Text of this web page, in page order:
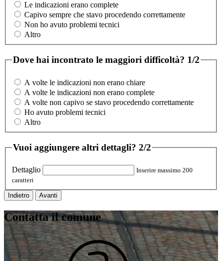
Le indicazioni erano complete
Capivo sempre che stavo procedendo correttamente
Non ho avuto problemi tecnici
Altro
Dove hai incontrato le maggiori difficoltà? 1/2
A volte le indicazioni non erano chiare
A volte le indicazioni non erano complete
A volte non capivo se stavo procedendo correttamente
Ho avuto problemi tecnici
Altro
Vuoi aggiungere altri dettagli? 2/2
Dettaglio
Inserire massimo 200
caratteri
Indietro Avanti
Contatta il comune